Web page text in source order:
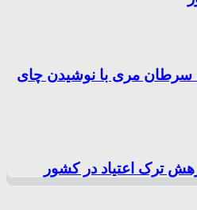
سرطان مری با نوشیدن چای
ترک اعتیاد در کشور